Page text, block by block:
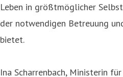
Leben in größtmöglicher
der notwendigen Betreuung
bietet.
Ina Scharrenbach, Ministerin